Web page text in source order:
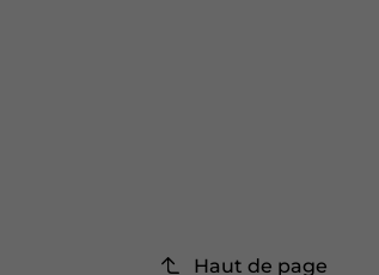
Haut de page